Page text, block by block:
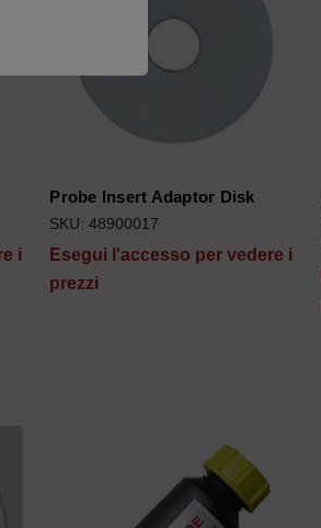
i
Probe Insert Adaptor Disk
SKU: 48900017
Esegui l'accesso per vedere i
prezzi